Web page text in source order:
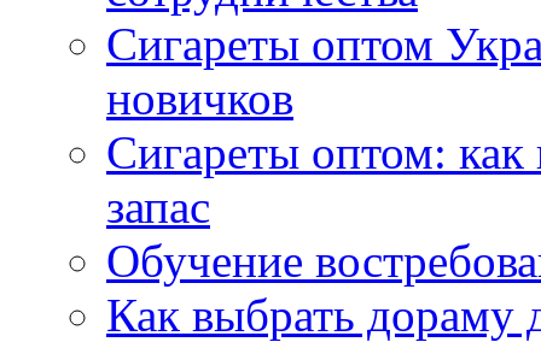
Сигареты оптом
новичков
Сигареты оптом:
запас
Обучение
Как выбрать дораму